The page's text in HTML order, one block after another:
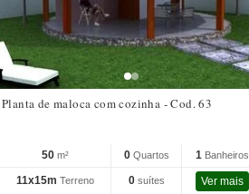
Planta de maloca com cozinha - Cod. 63
50 m² 0 Quartos 1 Banheiros
11x15m Terreno 0 suítes Ver mais